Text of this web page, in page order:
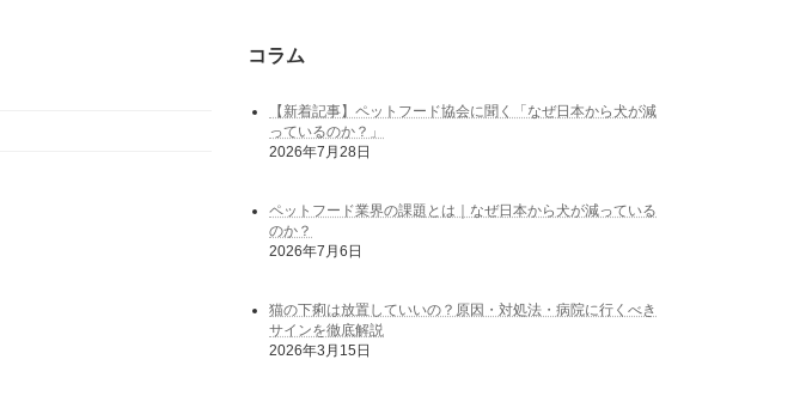
コラム
【新着記事】ペットフード協会に聞く「なぜ日本から犬が減
っているのか？」
2026年7月28日
ペットフード業界の課題とは｜なぜ日本から犬が減っている
のか？
2026年7月6日
猫の下痢は放置していいの？原因・対処法・病院に行くべき
サインを徹底解説
2026年3月15日